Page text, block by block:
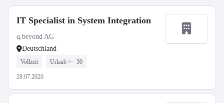
IT Specialist in System Integration
q.beyond AG
Deutschland
Vollzeit Urlaub >= 30
28.07.2026